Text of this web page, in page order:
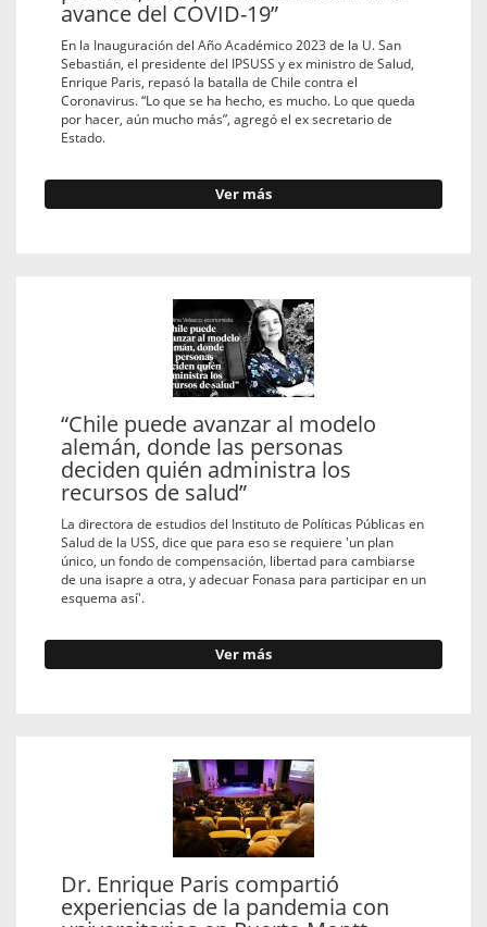
avance del COVID-19”
En la Inauguración del Año Académico 2023 de la U. San
Sebastián, el presidente del IPSUSS y ex ministro de Salud,
Enrique Paris, repasó la batalla de Chile contra el
Coronavirus. “Lo que se ha hecho, es mucho. Lo que queda
por hacer, aún mucho más”, agregó el ex secretario de
Estado.
Ver más
“Chile puede avanzar al modelo
alemán, donde las personas
deciden quién administra los
recursos de salud”
La directora de estudios del Instituto de Políticas Públicas en
Salud de la USS, dice que para eso se requiere 'un plan
único, un fondo de compensación, libertad para cambiarse
de una isapre a otra, y adecuar Fonasa para participar en un
esquema así'.
Ver más
Dr. Enrique Paris compartió
experiencias de la pandemia con